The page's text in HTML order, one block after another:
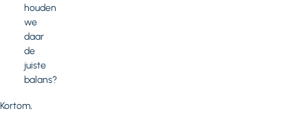
houden
we
daar
de
juiste
balans?
Kortom,